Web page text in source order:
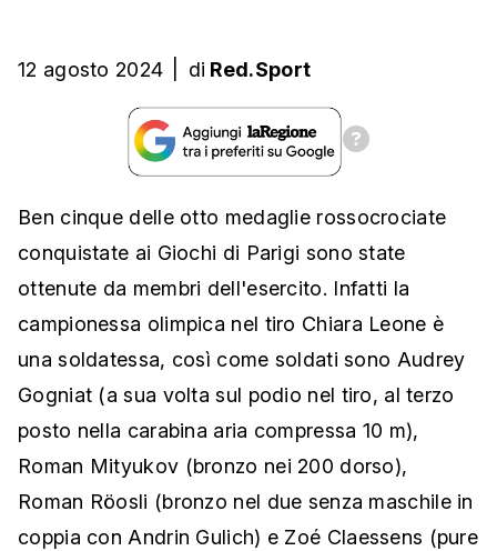
12 agosto 2024 di Red.Sport
Ben cinque delle otto medaglie rossocrociate
conquistate ai Giochi di Parigi sono state
ottenute da membri dell'esercito. Infatti la
campionessa olimpica nel tiro Chiara Leone è
una soldatessa, così come soldati sono Audrey
Gogniat (a sua volta sul podio nel tiro, al terzo
posto nella carabina aria compressa 10 m),
Roman Mityukov (bronzo nei 200 dorso),
Roman Röosli (bronzo nel due senza maschile in
coppia con Andrin Gulich) e Zoé Claessens (pure